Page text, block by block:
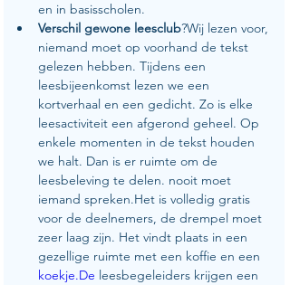
en in basisscholen.
Verschil gewone leesclub?Wij lezen voor,
niemand moet op voorhand de tekst
gelezen hebben. Tijdens een
leesbijeenkomst lezen we een
kortverhaal en een gedicht. Zo is elke
leesactiviteit een afgerond geheel. Op
enkele momenten in de tekst houden
we halt. Dan is er ruimte om de
leesbeleving te delen. nooit moet
iemand spreken.Het is volledig gratis
voor de deelnemers, de drempel moet
zeer laag zijn. Het vindt plaats in een
gezellige ruimte met een koffie en een
koekje.De leesbegeleiders krijgen een